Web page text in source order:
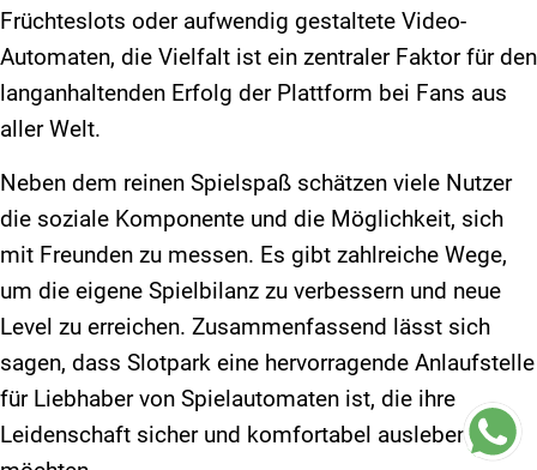
Früchteslots oder aufwendig gestaltete Video-
Automaten, die Vielfalt ist ein zentraler Faktor für den
langanhaltenden Erfolg der Plattform bei Fans aus
aller Welt.
Neben dem reinen Spielspaß schätzen viele Nutzer
die soziale Komponente und die Möglichkeit, sich
mit Freunden zu messen. Es gibt zahlreiche Wege,
um die eigene Spielbilanz zu verbessern und neue
Level zu erreichen. Zusammenfassend lässt sich
sagen, dass Slotpark eine hervorragende Anlaufstelle
für Liebhaber von Spielautomaten ist, die ihre
Leidenschaft sicher und komfortabel ausleben